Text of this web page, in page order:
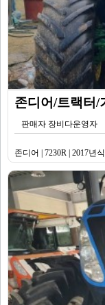
존디어/트랙터/
판매자 장비다운영자
존디어 | 7230R | 2017년